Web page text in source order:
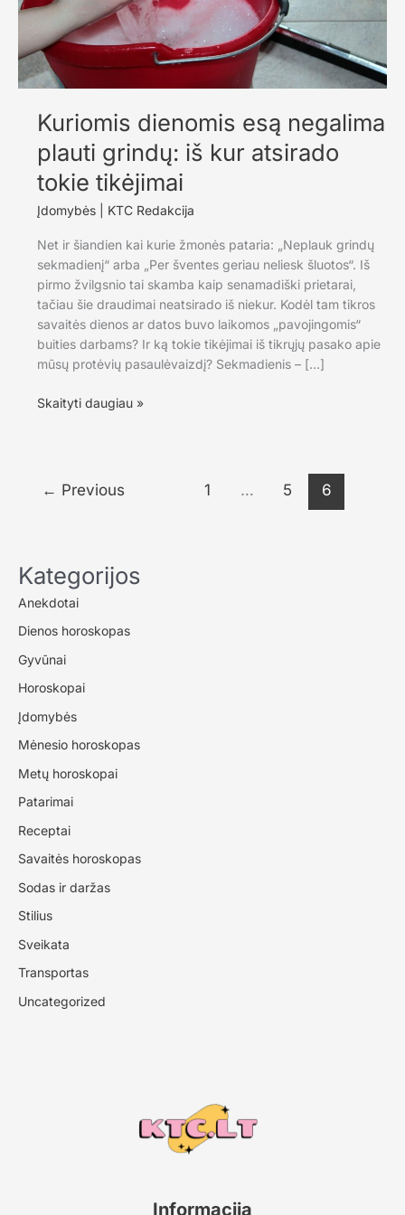
Kuriomis dienomis esą negalima
plauti grindų: iš kur atsirado
tokie tikėjimai
Įdomybės KTC Redakcija
Net ir šiandien kai kurie žmonės pataria: „Neplauk grindų
sekmadienį“ arba „Per šventes geriau neliesk šluotos“. Iš
pirmo žvilgsnio tai skamba kaip senamadiški prietarai,
tačiau šie draudimai neatsirado iš niekur. Kodėl tam tikros
savaitės dienos ar datos buvo laikomos „pavojingomis“
buities darbams? Ir ką tokie tikėjimai iš tikrųjų pasako apie
mūsų protėvių pasaulėvaizdį? Sekmadienis – […]
Kuriomis
plauti
tokie
tikėjimai
Skaityti daugiau »
← Previous 1 … 5 6
Kategorijos
Anekdotai
Dienos horoskopas
Gyvūnai
Horoskopai
Įdomybės
Mėnesio horoskopas
Metų horoskopai
Patarimai
Receptai
Savaitės horoskopas
Sodas ir daržas
Stilius
Sveikata
Transportas
Uncategorized
Informacija